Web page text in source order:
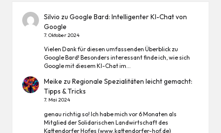
Silvio zuGoogle Bard: Intelligenter KI-Chat von
Google
7. Oktober 2024
Vielen Dank für diesen umfassenden Überblick zu
Google Bard! Besonders interessant finde ich, wie sich
Google mit diesem KI-Chat im…
Meike zuRegionale Spezialitäten leicht gemacht:
Tipps & Tricks
7. Mai 2024
genau richtig so! Ich habe mich vor 6 Monaten als
Mitglied der Solidarischen Landwirtschaft des
Kattendorfer Hofes (www.kattendorfer-hof.de)